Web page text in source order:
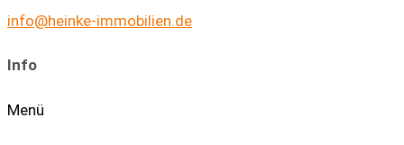
info@heinke-immobilien.de
Info
Menü